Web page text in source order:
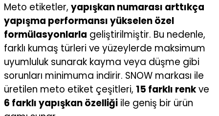
Meto etiketler, yapışkan numarası arttıkça
yapışma performansı yükselen özel
formülasyonlarla geliştirilmiştir. Bu nedenle,
farklı kumaş türleri ve yüzeylerde maksimum
uyumluluk sunarak kayma veya düşme gibi
sorunları minimuma indirir. SNOW markası ile
üretilen meto etiket çeşitleri, 15 farklı renkve
6 farklı yapışkan özelliği ile geniş bir ürün